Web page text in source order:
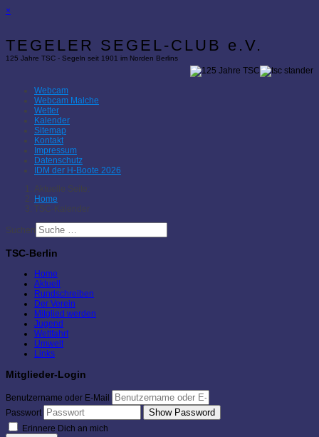
×
TEGELER SEGEL-CLUB e.V.
125 Jahre TSC - Segeln seit 1901 im Norden Berlins
Webcam
Webcam Malche
Wetter
Kalender
Sitemap
Kontakt
Impressum
Datenschutz
IDM der H-Boote 2026
Aktuelle Seite:
Home
TSC-Kalender
Suchen
TSC-Berlin
Home
Aktuell
Rundschreiben
Der Verein
Mitglied werden
Jugend
Wettfahrt
Umwelt
Links
Mitglieder-Login
Benutzername oder E-Mail
Passwort
Show Password
Erinnere Dich an mich